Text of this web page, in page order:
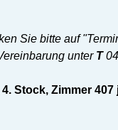
Sie bitte auf
unter T
Stock, Zimmer 407